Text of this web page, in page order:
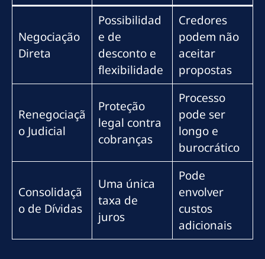
Negociação
Direta
Possibilidad
e de
desconto e
flexibilidade
Credores
podem não
aceitar
propostas
Renegociaçã
o Judicial
Proteção
legal contra
cobranças
Processo
pode ser
longo e
burocrático
Consolidaçã
o de Dívidas
Uma única
taxa de
juros
Pode
envolver
custos
adicionais